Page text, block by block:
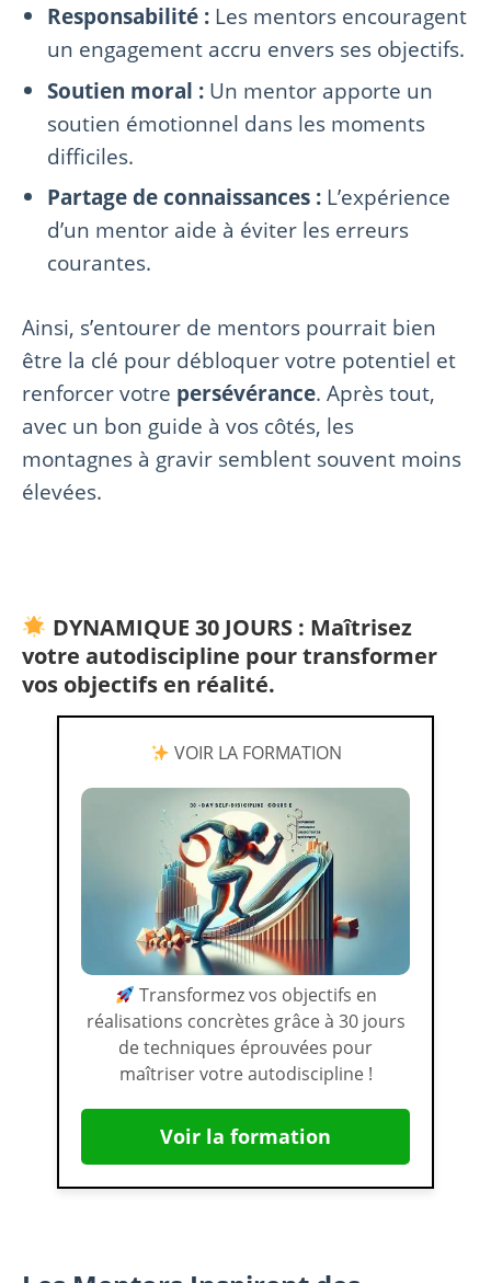
Responsabilité : Les mentors encouragent
un engagement accru envers ses objectifs.
Soutien moral : Un mentor apporte un
soutien émotionnel dans les moments
difficiles.
Partage de connaissances : L’expérience
d’un mentor aide à éviter les erreurs
courantes.
Ainsi, s’entourer de mentors pourrait bien
être la clé pour débloquer votre potentiel et
renforcer votre persévérance. Après tout,
avec un bon guide à vos côtés, les
montagnes à gravir semblent souvent moins
élevées.
DYNAMIQUE 30 JOURS : Maîtrisez
votre autodiscipline pour transformer
vos objectifs en réalité.
VOIR LA FORMATION
Transformez vos objectifs en
réalisations concrètes grâce à 30 jours
de techniques éprouvées pour
maîtriser votre autodiscipline !
Voir la formation